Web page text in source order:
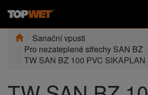
Sanační vpusti
Pro nezateplené střechy SAN BZ
TW SAN BZ 100 PVC SIKAPLAN